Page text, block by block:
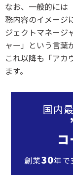
なお、一般的には
務内容のイメージ
ジェクトマネージ
ャー」という言葉
これ以降も「アカ
ます。
国内
創業30年で